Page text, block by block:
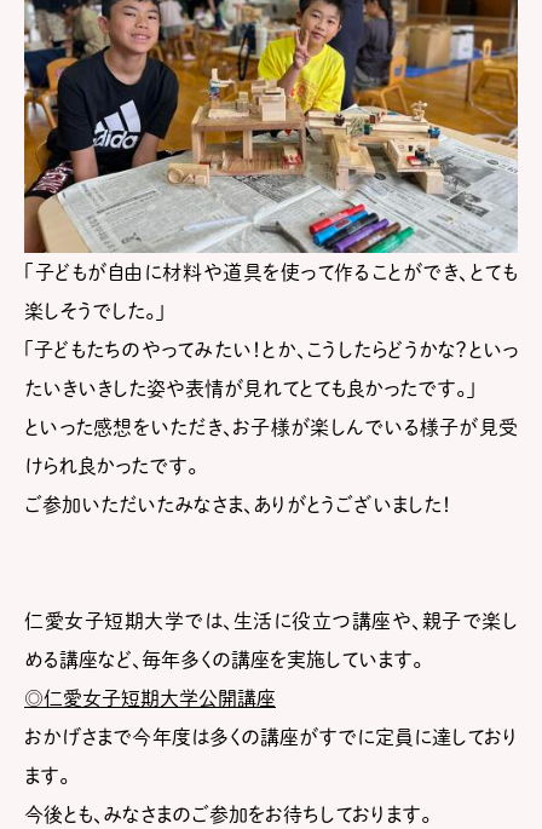
「子どもが自由に材料や道具を使って作ることができ、とても
楽しそうでした。」
「子どもたちのやってみたい！とか、こうしたらどうかな？といっ
たいきいきした姿や表情が見れてとても良かったです。」
といった感想をいただき、お子様が楽しんでいる様子が見受
けられ良かったです。
ご参加いただいたみなさま、ありがとうございました！
仁愛女子短期大学では、生活に役立つ講座や、親子で楽し
める講座など、毎年多くの講座を実施しています。
◎仁愛女子短期大学公開講座
おかげさまで今年度は多くの講座がすでに定員に達しており
ます。
今後とも、みなさまのご参加をお待ちしております。